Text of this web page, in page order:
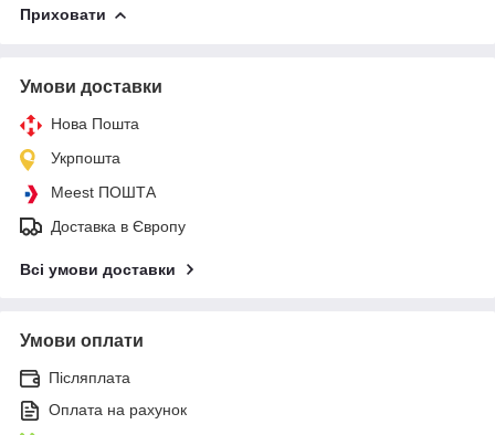
Приховати
Умови доставки
Нова Пошта
Укрпошта
Meest ПОШТА
Доставка в Європу
Всі умови доставки
Умови оплати
Післяплата
Оплата на рахунок